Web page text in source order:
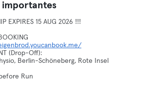
importantes
EXPIRES 15 AUG 2026 !!!
(Drop-Off):
Berlin-Schöneberg, Rote Insel
Run